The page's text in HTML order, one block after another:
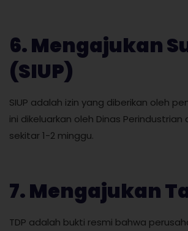
6. Mengajukan
(SIUP)
SIUP adalah izin yang diberikan oleh
ini dikeluarkan oleh Dinas
sekitar 1-2 minggu.
7. Mengajukan
TDP adalah bukti resmi bahwa